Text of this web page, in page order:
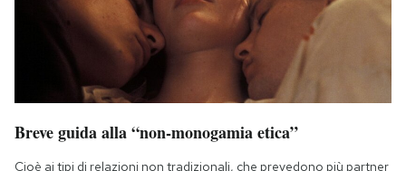
Breve guida alla “non-monogamia etica”
Cioè ai tipi di relazioni non tradizionali, che prevedono più partner